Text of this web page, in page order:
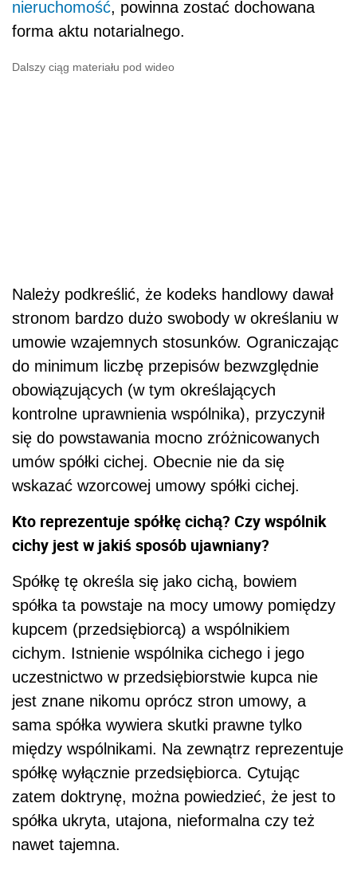
nieruchomość, powinna zostać dochowana
forma aktu notarialnego.
Dalszy ciąg materiału pod wideo
Należy podkreślić, że kodeks handlowy dawał
stronom bardzo dużo swobody w określaniu w
umowie wzajemnych stosunków. Ograniczając
do minimum liczbę przepisów bezwzględnie
obowiązujących (w tym określających
kontrolne uprawnienia wspólnika), przyczynił
się do powstawania mocno zróżnicowanych
umów spółki cichej. Obecnie nie da się
wskazać wzorcowej umowy spółki cichej.
Kto reprezentuje spółkę cichą? Czy wspólnik
cichy jest w jakiś sposób ujawniany?
Spółkę tę określa się jako cichą, bowiem
spółka ta powstaje na mocy umowy pomiędzy
kupcem (przedsiębiorcą) a wspólnikiem
cichym. Istnienie wspólnika cichego i jego
uczestnictwo w przedsiębiorstwie kupca nie
jest znane nikomu oprócz stron umowy, a
sama spółka wywiera skutki prawne tylko
między wspólnikami. Na zewnątrz reprezentuje
spółkę wyłącznie przedsiębiorca. Cytując
zatem doktrynę, można powiedzieć, że jest to
spółka ukryta, utajona, nieformalna czy też
nawet tajemna.